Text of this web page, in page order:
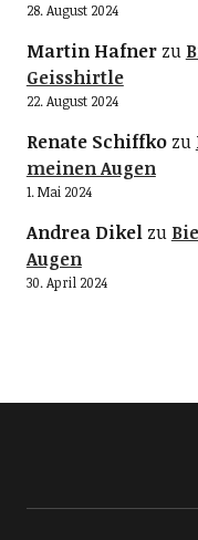
28. August 2024
Martin Hafnerzu
Geisshirtle
22. August 2024
Renate Schiffkozu
meinen Augen
1. Mai 2024
Andrea Dikelzu
Augen
30. April 2024